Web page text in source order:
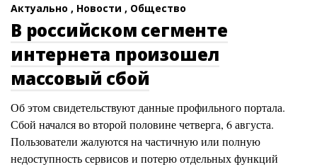
Актуально , Новости , Общество
В российском сегменте
интернета произошел
массовый сбой
Об этом свидетельствуют данные профильного портала.
Сбой начался во второй половине четверга, 6 августа.
Пользователи жалуются на частичную или полную
недоступность сервисов и потерю отдельных функций